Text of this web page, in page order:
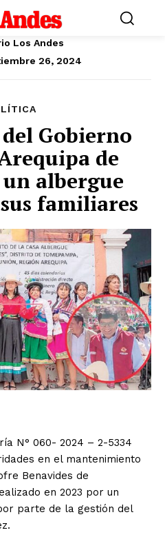
Los Andes
26, 2024
Gobierno
de
albergue
familiares
N° 060- 2024 – 2-5334
en el mantenimiento
Benavides de
en 2023 por un
parte de la gestión del